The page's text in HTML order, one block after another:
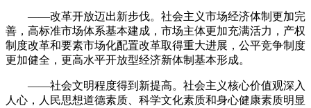
——改革开放迈出新步伐。社会主义市场经济体制更加完
善，高标准市场体系基本建成，市场主体更加充满活力，产权
制度改革和要素市场化配置改革取得重大进展，公平竞争制度
更加健全，更高水平开放型经济新体制基本形成。
——社会文明程度得到新提高。社会主义核心价值观深入
人心，人民思想道德素质、科学文化素质和身心健康素质明显